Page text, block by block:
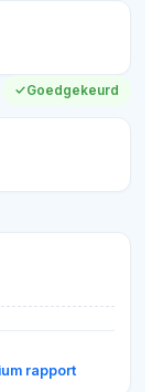
Goedgekeurd
rapport